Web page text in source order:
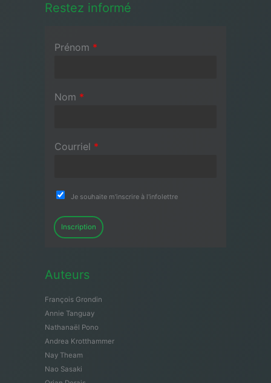
Restez informé
Prénom *
Nom *
Courriel *
Je souhaite m'inscrire à l'infolettre
Inscription
Auteurs
François Grondin
Annie Tanguay
Nathanaël Pono
Andrea Krotthammer
Nay Theam
Nao Sasaki